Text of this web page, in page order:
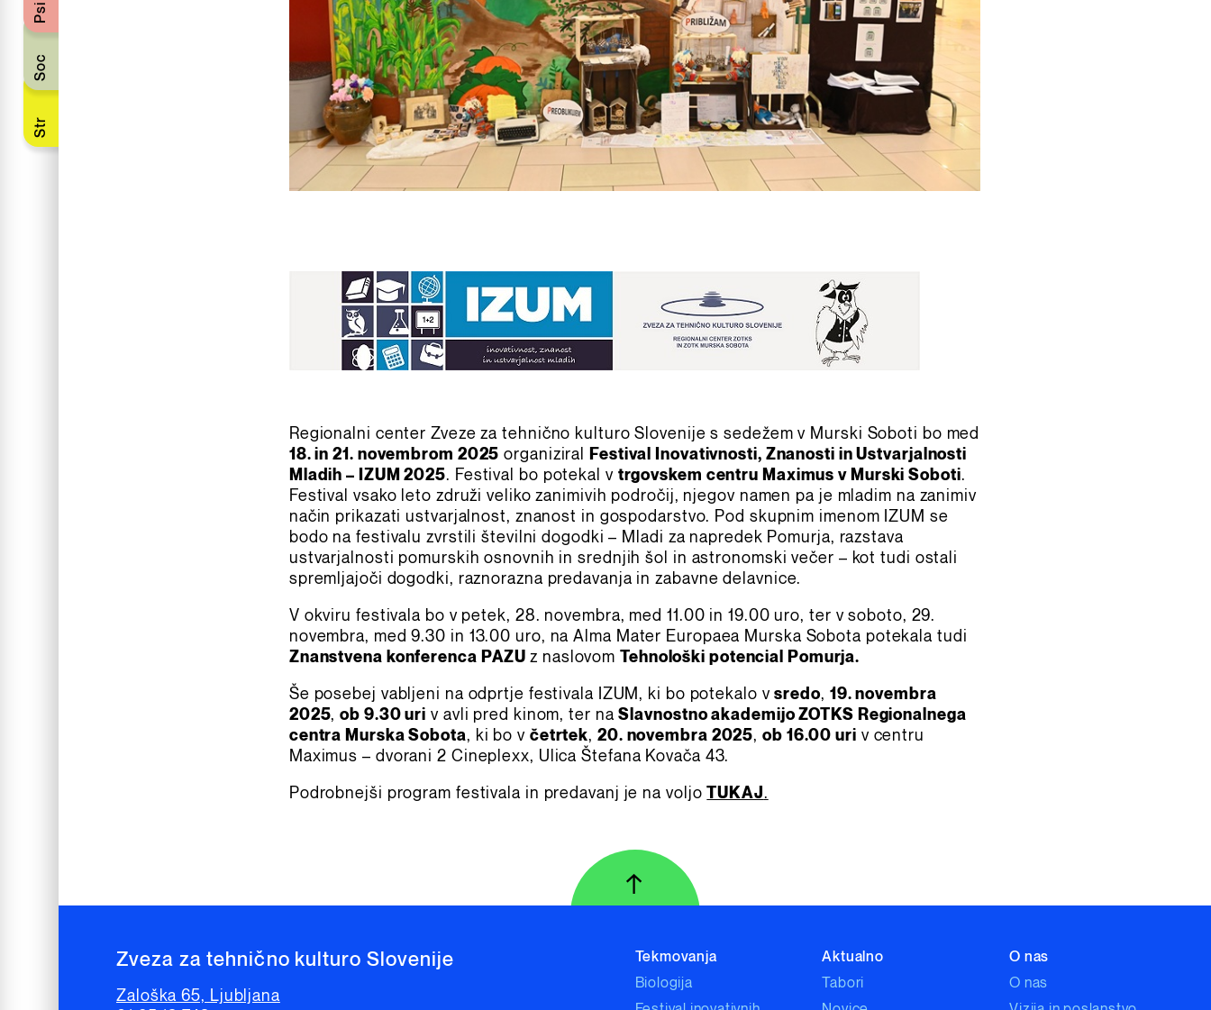
Psi
Soc
Str
Regionalni center Zveze za tehnično kulturo Slovenije s sedežem v Murski Soboti bo med
18. in 21. novembrom 2025 organiziral
Festival Inovativnosti, Znanosti in Ustvarjalnosti
Mladih – IZUM 2025. Festival bo potekal v trgovskem centru Maximus v Murski Soboti.
Festival vsako leto združi veliko zanimivih področij, njegov namen pa je mladim na zanimiv
način prikazati ustvarjalnost, znanost in gospodarstvo. Pod skupnim imenom IZUM se
bodo na festivalu zvrstili številni dogodki – Mladi za napredek Pomurja, razstava
ustvarjalnosti pomurskih osnovnih in srednjih šol in astronomski večer – kot tudi ostali
spremljajoči dogodki, raznorazna predavanja in zabavne delavnice.
V okviru festivala bo v petek, 28. novembra, med 11.00 in 19.00 uro, ter v soboto, 29.
novembra, med 9.30 in 13.00 uro, na Alma Mater Europaea Murska Sobota potekala tudi
Znanstvena konferenca PAZUz naslovomTehnološki potencial Pomurja.
Še posebej vabljeni na odprtje festivala IZUM, ki bo potekalo vsredo, 19. novembra
2025,ob 9.30 uri v avli pred kinom, ter naSlavnostno akademijo ZOTKS Regionalnega
centra Murska Sobota, ki bo v četrtek, 20. novembra 2025,ob 16.00 uri v centru
Maximus – dvorani 2 Cineplexx, Ulica Štefana Kovača 43.
Podrobnejši program festivala in predavanj je na voljoTUKAJ.
Na vrh strani
↑
Zveza za tehnično kulturo Slovenije
Zaloška 65, Ljubljana
Tekmovanja
Biologija
Aktualno
Tabori
O nas
O nas